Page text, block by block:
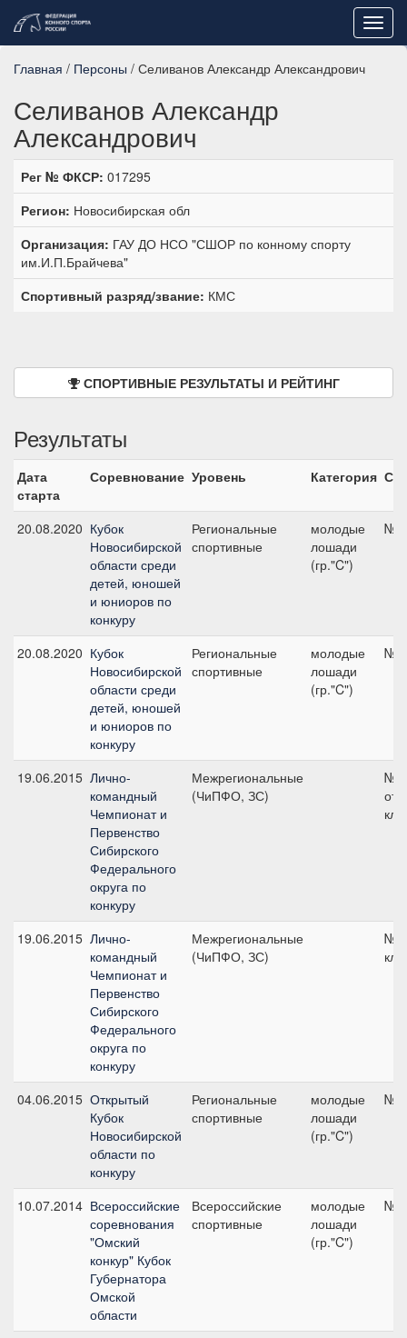
Главная / Персоны / Селиванов Александр Александрович
Селиванов Александр
Александрович
Рег № ФКСР: 017295
Регион: Новосибирская обл
Организация: ГАУ ДО НСО "СШОР по конному спорту
им.И.П.Брайчева"
Спортивный разряд/звание: КМС
СПОРТИВНЫЕ РЕЗУЛЬТАТЫ И РЕЙТИНГ
Результаты
Дата
старта
Соревнование Уровень Категория
20.08.2020 Кубок
Новосибирской
области среди
детей, юношей
и юниоров по
конкуру
Региональные
спортивные
молодые
лошади
(гр."C")
20.08.2020 Кубок
Новосибирской
области среди
детей, юношей
и юниоров по
конкуру
Региональные
спортивные
молодые
лошади
(гр."C")
19.06.2015 Лично-
командный
Чемпионат и
Первенство
Сибирского
Федерального
округа по
конкуру
Межрегиональные
(ЧиПФО, ЗС)
19.06.2015 Лично-
командный
Чемпионат и
Первенство
Сибирского
Федерального
округа по
конкуру
Межрегиональные
(ЧиПФО, ЗС)
№4
04.06.2015 Открытый
Кубок
Новосибирской
области по
конкуру
Региональные
спортивные
молодые
лошади
(гр."C")
10.07.2014 Всероссийские
соревнования
"Омский
конкур" Кубок
Губернатора
Омской
области
Всероссийские
спортивные
молодые
лошади
(гр."C")